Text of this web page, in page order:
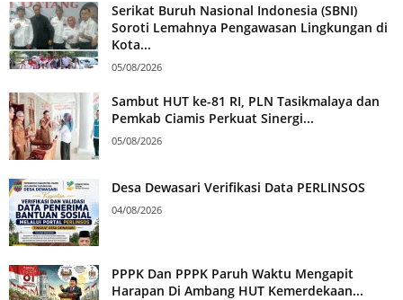
Serikat Buruh Nasional Indonesia (SBNI)
Soroti Lemahnya Pengawasan Lingkungan di
Kota...
05/08/2026
Sambut HUT ke-81 RI, PLN Tasikmalaya dan
Pemkab Ciamis Perkuat Sinergi...
05/08/2026
Desa Dewasari Verifikasi Data PERLINSOS
04/08/2026
PPPK Dan PPPK Paruh Waktu Mengapit
Harapan Di Ambang HUT Kemerdekaan...